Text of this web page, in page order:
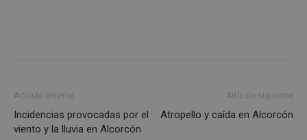
Artículo anterior
Incidencias provocadas por el
viento y la lluvia en Alcorcón
Artículo siguiente
Atropello y caída en Alcorcón
inicio de sesión de usuario y la gestión de cuentas.
las cookies estrictamente necesarias.